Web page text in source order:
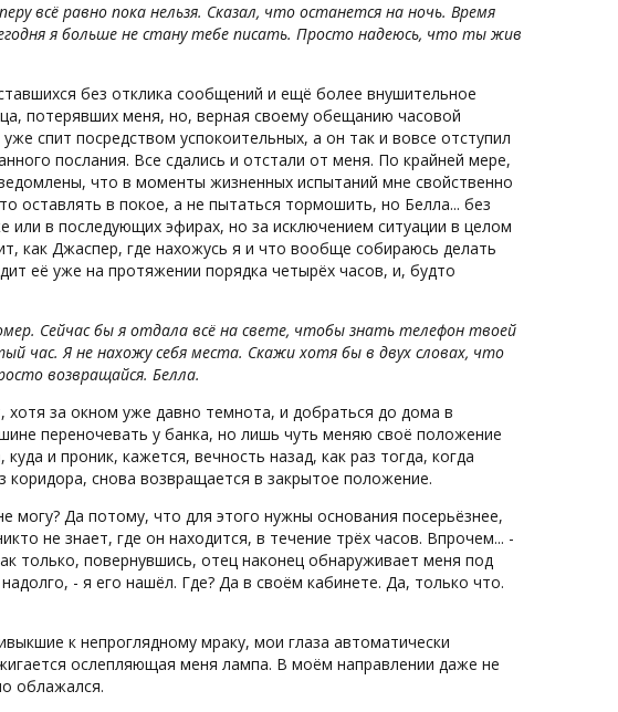
всё равно пока нельзя. Сказал, что останется на ночь. Время
я больше не стану тебе писать. Просто надеюсь, что ты жив
без отклика сообщений и ещё более внушительное
потерявших меня, но, верная своему обещанию часовой
спит посредством успокоительных, а он так и вовсе отступил
послания. Все сдались и отстали от меня. По крайней мере,
что в моменты жизненных испытаний мне свойственно
оставлять в покое, а не пытаться тормошить, но Белла... без
или в последующих эфирах, но за исключением ситуации в целом
как Джаспер, где нахожусь я и что вообще собираюсь делать
её уже на протяжении порядка четырёх часов, и, будто
Сейчас бы я отдала всё на свете, чтобы знать телефон твоей
час. Я не нахожу себя места. Скажи хотя бы в двух словах, что
возвращайся. Белла.
за окном уже давно темнота, и добраться до дома в
переночевать у банка, но лишь чуть меняю своё положение
и проник, кажется, вечность назад, как раз тогда, когда
коридора, снова возвращается в закрытое положение.
могу? Да потому, что для этого нужны основания посерьёзнее,
не знает, где он находится, в течение трёх часов. Впрочем... -
только, повернувшись, отец наконец обнаруживает меня под
- я его нашёл. Где? Да в своём кабинете. Да, только что.
к непроглядному мраку, мои глаза автоматически
ослепляющая меня лампа. В моём направлении даже не
облажался.